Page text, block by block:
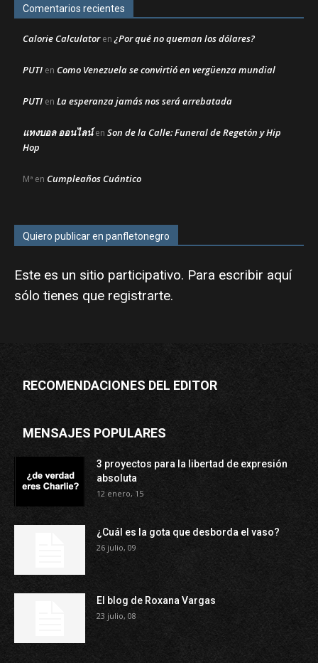
Comentarios recientes
Calorie Calculatoren¿Por qué no queman los dólares?
PUTI en Como Venezuela se convirtió en vergüenza mundial
PUTI en La esperanza jamás nos será arrebatada
แทงบอล ออนไลน์en Son de la Calle: Funeral de Regetón y Hip
Hop
Mª en Cumpleaños Cuántico
Quiero publicar en panfletonegro
Este es un sitio participativo. Para escribir aquí
sólo tienes que registrarte.
RECOMENDACIONES DEL EDITOR
MENSAJES POPULARES
3 proyectos para la libertad de expresión
absoluta
12 enero, 15
¿Cuál es la gota que desborda el vaso?
26 julio, 09
El blog de Roxana Vargas
23 julio, 08